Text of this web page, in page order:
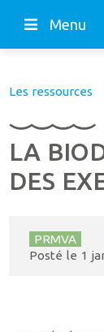
Menu
Les ressources
LA
DES
PRMVA
Posté le 1